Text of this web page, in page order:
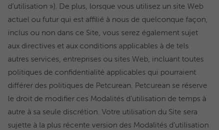
d’utilisation »). De plus, lorsque vous utilisez un site Web
actuel ou futur qui est affilié à nous de quelconque façon,
inclus ou non dans ce Site, vous serez également sujet
aux directives et aux conditions applicables à de tels
autres services, entreprises ou sites Web, incluant toutes
politiques de confidentialité applicables qui pourraient
différer des politiques de Petcurean. Petcurean se réserve
le droit de modifier ces Modalités d’utilisation de temps à
autre à sa seule discrétion. Votre utilisation du Site sera
sujette à la plus récente version des Modalités d’utilisation